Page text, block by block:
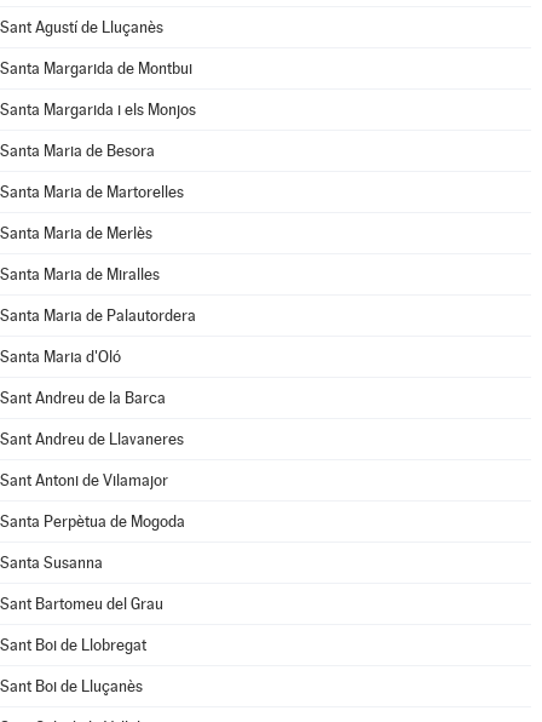
Sant Agustí de Lluçanès
Santa Margarida de Montbui
Santa Margarida i els Monjos
Santa Maria de Besora
Santa Maria de Martorelles
Santa Maria de Merlès
Santa Maria de Miralles
Santa Maria de Palautordera
Santa Maria d'Oló
Sant Andreu de la Barca
Sant Andreu de Llavaneres
Sant Antoni de Vilamajor
Santa Perpètua de Mogoda
Santa Susanna
Sant Bartomeu del Grau
Sant Boi de Llobregat
Sant Boi de Lluçanès